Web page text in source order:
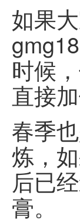
如果
时候
直接
春季
炼，
后已
膏。